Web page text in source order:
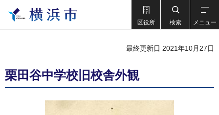
区役所 検索 メニュー
最終更新日 2021年10月27日
栗田谷中学校旧校舎外観